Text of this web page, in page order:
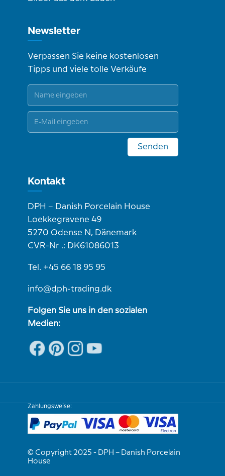
Newsletter
Verpassen Sie keine kostenlosen
Tipps und viele tolle Verkäufe
Senden
Kontakt
DPH – Danish Porcelain House
Loekkegravene 49
5270 Odense N, Dänemark
CVR-Nr .: DK61086013
Tel. +45 66 18 95 95
info@dph-trading.dk
Folgen Sie uns in den sozialen
Medien:
Zahlungsweise:
© Copyright 2025 - DPH – Danish Porcelain
House